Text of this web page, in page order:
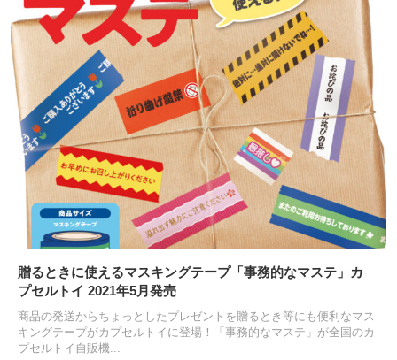
贈るときに使えるマスキングテープ「事務的なマステ」カ
プセルトイ 2021年5月発売
商品の発送からちょっとしたプレゼントを贈るとき等にも便利なマス
キングテープがカプセルトイに登場！「事務的なマステ」が全国のカ
プセルトイ自販機...